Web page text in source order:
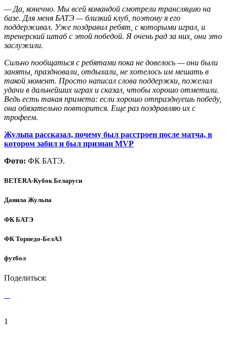
— Да, конечно. Мы всей командой смотрели трансляцию на
базе. Для меня БАТЭ — близкий клуб, поэтому я его
поддерживал. Уже поздравил ребят, с которыми играл, и
тренерский штаб с этой победой. Я очень рад за них, они это
заслужили.
Сильно пообщаться с ребятами пока не довелось — они были
заняты, праздновали, отдыхали, не хотелось им мешать в
такой момент. Просто написал слова поддержки, пожелал
удачи в дальнейших играх и сказал, чтобы хорошо отметили.
Ведь есть такая примета: если хорошо отпразднуешь победу,
она обязательно повторится. Еще раз поздравляю их с
трофеем.
Жульпа рассказал, почему был расстроен после матча, в
котором забил и был признан MVP
Фото: ФК БАТЭ.
BETERA-Кубок Беларуси
Данила Жульпа
ФК БАТЭ
ФК Торпедо-БелАЗ
футбол
Поделиться:
1